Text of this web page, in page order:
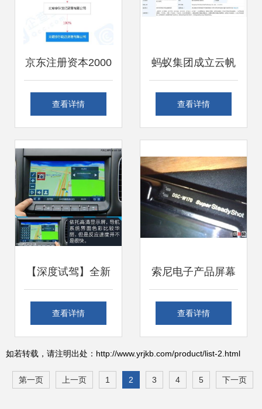
京东注册资本2000
万成立新公司，加
机软硬件零售赛道
查看详情
蚂蚁集团成立云帆
科技，注册资本
软硬件零售
查看详情
【深度试驾】全新
纳5 精准契合国人
造智慧座驾新标杆
查看详情
索尼电子产品屏幕
清洁与设备选配指
相机到笔记本周边
查看详情
如若转载，请注明出处：http://www.yrjkb.com/product/list-2.html
第一页 上一页 1 2 3 4 5 下一页